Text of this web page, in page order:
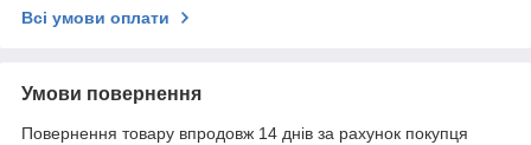
Всі умови оплати
Умови повернення
Повернення товару впродовж 14 днів за рахунок покупця